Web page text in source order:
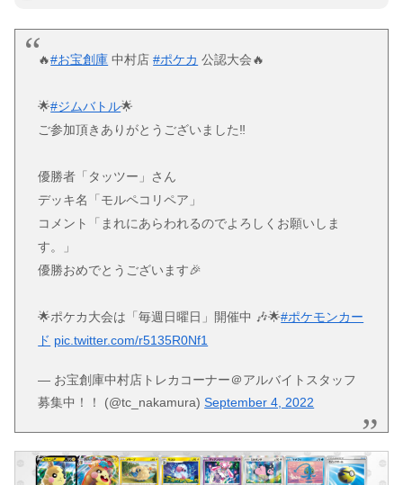
🔥#お宝創庫 中村店#ポケカ 公認大会🔥
🌟#ジムバトル🌟
ご参加頂きありがとうございました‼
優勝者「タッツー」さん
デッキ名「モルペコリペア」
コメント「まれにあらわれるのでよろしくお願いしま
す。」
優勝おめでとうございます🎉
🌟ポケカ大会は「毎週日曜日」開催中 🎶🌟#ポケモンカー
ド pic.twitter.com/r5135R0Nf1
— お宝創庫中村店トレカコーナー＠アルバイトスタッフ
募集中！！ (@tc_nakamura)September 4, 2022